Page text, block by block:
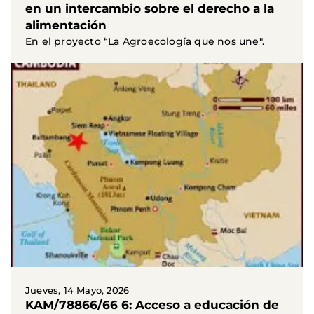
en un intercambio sobre el derecho a la
alimentación
En el proyecto “La Agroecología que nos une".
Jueves, 14 Mayo, 2026
KAM/78866/66 6: Acceso a educación de